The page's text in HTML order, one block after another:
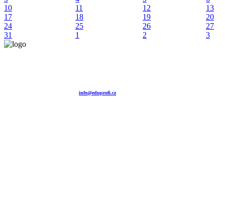
10
11 12
13
17
18 19
20
24
25 26
27
31
1 2 3
info@eduprofi.cz